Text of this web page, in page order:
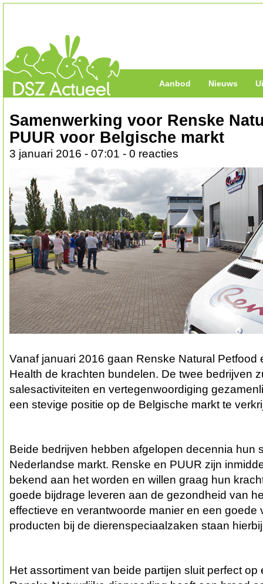
Aanbod Nieuws
Samenwerking voor Renske
PUUR voor Belgische markt
3 januari 2016 - 07:01 - 0 reacties
Vanaf januari 2016 gaan Renske Natural Petfood
Health de krachten bundelen. De twee bedrijven
salesactiviteiten en vertegenwoordiging
een stevige positie op de Belgische markt te
Beide bedrijven hebben afgelopen decennia hun
Nederlandse markt. Renske en PUUR zijn
bekend aan het worden en willen graag hun
goede bijdrage leveren aan de gezondheid van
effectieve en verantwoorde manier en een goede
producten bij de dierenspeciaalzaken staan
Het assortiment van beide partijen sluit perfect op